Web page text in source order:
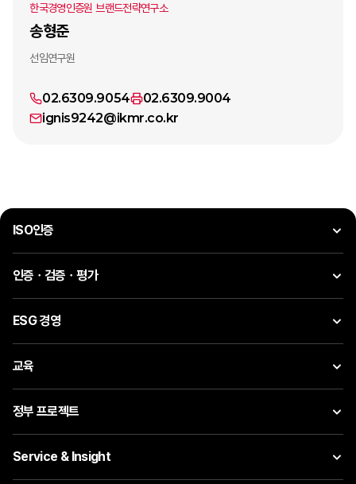
한국경영인증원 브랜드전략연구소
송형준
선임연구원
02.6309.9054
02.6309.9004
ignis9242@ikmr.co.kr
ISO인증
인증ㆍ검증ㆍ평가
ESG 경영
교육
정부 프로젝트
Service & Insight